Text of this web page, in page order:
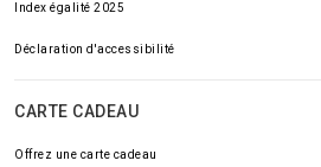
Index égalité 2025
Déclaration d'accessibilité
CARTE CADEAU
Offrez une carte cadeau